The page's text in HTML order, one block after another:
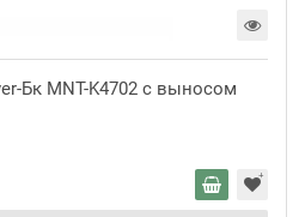
Бк MNT-K4702 с выносом